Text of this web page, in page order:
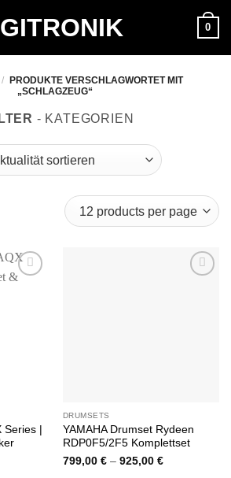
0
/
PRODUKTE VERSCHLAGWORTET MIT
„SCHLAGZEUG“
Series |
DRUMSETS
YAMAHA Drumset Rydeen
RDP0F5/2F5 Komplettset
799,00 €– 925,00 €